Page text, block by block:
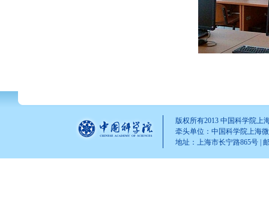
版权所有2013 中国科学院
牵头单位：中国科学院上海
地址：上海市长宁路865号 |